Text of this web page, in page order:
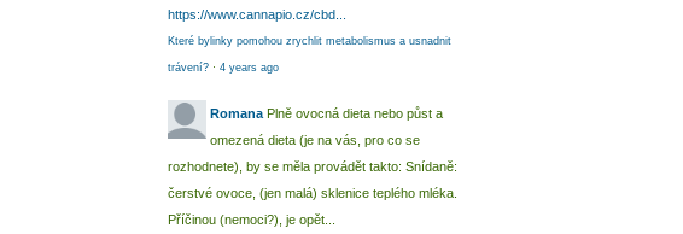
https://www.cannapio.cz/cbd...
Které bylinky pomohou zrychlit metabolismus a usnadnit
trávení? · 4 years ago
Romana Plně ovocná dieta nebo půst a
omezená dieta (je na vás, pro co se
rozhodnete), by se měla provádět takto: Snídaně:
čerstvé ovoce, (jen malá) sklenice teplého mléka.
Příčinou (nemoci?), je opět...